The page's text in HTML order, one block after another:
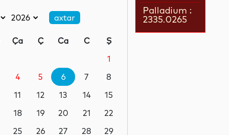
edib
06 Avqust 16:46
Rezidenturaya qəbul
mərhələsində 996 namizəd
06 Avqust 16:43
Ça Ç Ca C
Ş
1
4 5 6 7
8
11 12 13 14
15
18 19 20 21
22
25 26 27 28
29
Palladium :
2335.0265